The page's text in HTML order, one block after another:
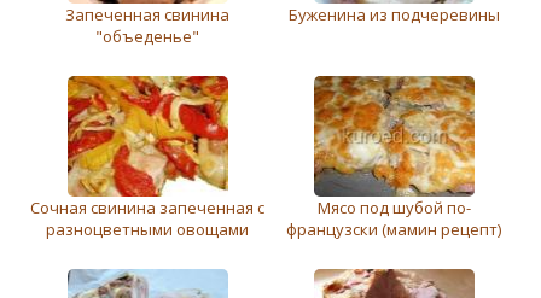
Запеченная свинина
"объеденье"
Буженина из подчеревины
Сочная свинина запеченная с
разноцветными овощами
Мясо под шубой по-
французски (мамин рецепт)